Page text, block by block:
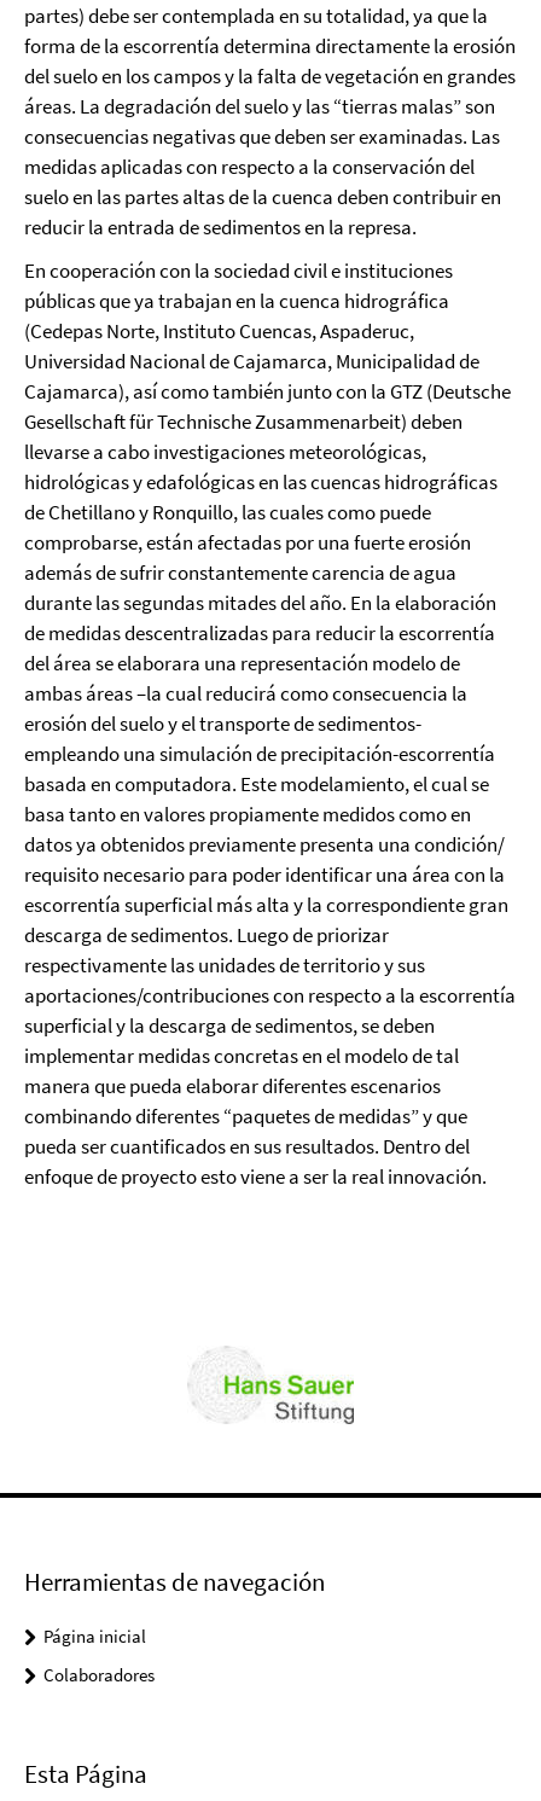
partes) debe ser contemplada en su totalidad, ya que la
forma de la escorrentía determina directamente la erosión
del suelo en los campos y la falta de vegetación en grandes
áreas. La degradación del suelo y las “tierras malas” son
consecuencias negativas que deben ser examinadas. Las
medidas aplicadas con respecto a la conservación del
suelo en las partes altas de la cuenca deben contribuir en
reducir la entrada de sedimentos en la represa.
En cooperación con la sociedad civil e instituciones
públicas que ya trabajan en la cuenca hidrográfica
(Cedepas Norte, Instituto Cuencas, Aspaderuc,
Universidad Nacional de Cajamarca, Municipalidad de
Cajamarca), así como también junto con la GTZ (Deutsche
Gesellschaft für Technische Zusammenarbeit) deben
llevarse a cabo investigaciones meteorológicas,
hidrológicas y edafológicas en las cuencas hidrográficas
de Chetillano y Ronquillo, las cuales como puede
comprobarse, están afectadas por una fuerte erosión
además de sufrir constantemente carencia de agua
durante las segundas mitades del año. En la elaboración
de medidas descentralizadas para reducir la escorrentía
del área se elaborara una representación modelo de
ambas áreas –la cual reducirá como consecuencia la
erosión del suelo y el transporte de sedimentos-
empleando una simulación de precipitación-escorrentía
basada en computadora. Este modelamiento, el cual se
basa tanto en valores propiamente medidos como en
datos ya obtenidos previamente presenta una condición/
requisito necesario para poder identificar una área con la
escorrentía superficial más alta y la correspondiente gran
descarga de sedimentos. Luego de priorizar
respectivamente las unidades de territorio y sus
aportaciones/contribuciones con respecto a la escorrentía
superficial y la descarga de sedimentos, se deben
implementar medidas concretas en el modelo de tal
manera que pueda elaborar diferentes escenarios
combinando diferentes “paquetes de medidas” y que
pueda ser cuantificados en sus resultados. Dentro del
enfoque de proyecto esto viene a ser la real innovación.
Herramientas de navegación
Página inicial
Colaboradores
Esta Página